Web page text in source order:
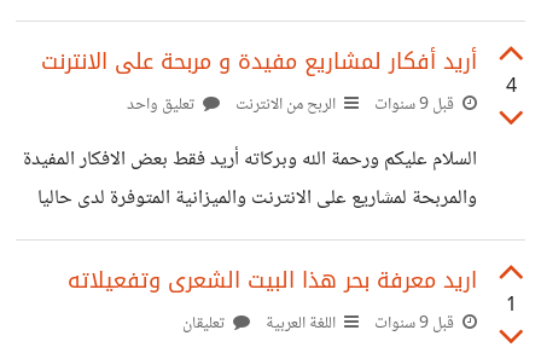
وترك رسالة طويلة وهذا جزء منها Your documents,
photos, databases, save games and other
important data was encrypted To restore data,
you must pay the cost: 0.15 Bitcoin ( BTC ~ 300
usd). If payment is not made within 24 hours, the
amount will be doubled. If payment is not made
within 3 days,
4
أريد أفكار لمشاريع مفيدة و مربحة على الانترنت
قبل 9 سنوات الربح من الانترنت تعليق واحد
السلام عليكم ورحمة الله وبركاته أريد فقط بعض الافكار المفيدة
والمربحة لمشاريع على الانترنت والميزانية المتوفرة لدى حاليا
1000$ و يا حبذا لو كانت افكار جديدة أو مستوحاة من فكرة
اجنبية بشكل مختلف وشاكر لكم كثيرا ^_^
1
اريد معرفة بحر هذا البيت الشعرى وتفعيلاته
قبل 9 سنوات اللغة العربية تعليقان